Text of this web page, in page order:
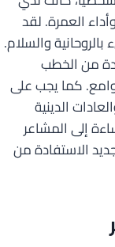
العمرة. لقد
والسلام.
من الخطب
كما يجب على
الدينية
إلى المشاعر
الاستفادة من